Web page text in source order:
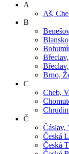
A
Aš,
B
Brno,
C
Cheb,
Č
Čáslav,
Česká
Česká